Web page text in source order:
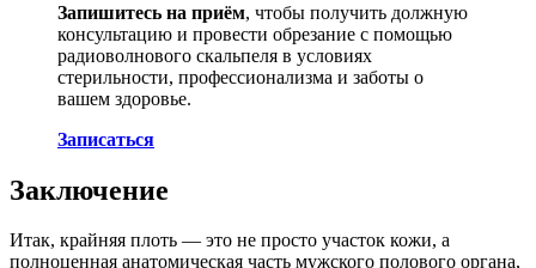
Запишитесь на приём, чтобы получить должную
консультацию и провести обрезание с помощью
радиоволнового скальпеля в условиях
стерильности, профессионализма и заботы о
вашем здоровье.
Записаться
Заключение
Итак, крайняя плоть — это не просто участок кожи, а
полноценная анатомическая часть мужского полового органа,